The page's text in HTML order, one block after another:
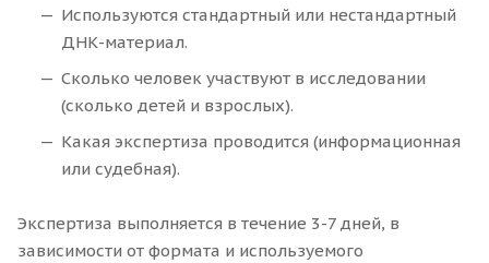
Используются стандартный или нестандартный
ДНК-материал.
Сколько человек участвуют в исследовании
(сколько детей и взрослых).
Какая экспертиза проводится (информационная
или судебная).
Экспертиза выполняется в течение 3-7 дней, в
зависимости от формата и используемого